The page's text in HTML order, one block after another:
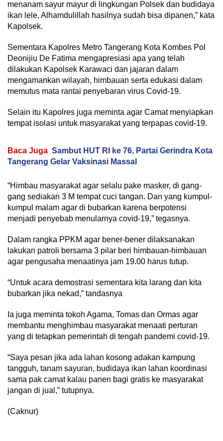
menanam sayur mayur di lingkungan Polsek dan budidaya
ikan lele, Alhamdulillah hasilnya sudah bisa dipanen,” kata
Kapolsek.
Sementara Kapolres Metro Tangerang Kota Kombes Pol
Deonijiu De Fatima mengapresiasi apa yang telah
dilakukan Kapolsek Karawaci dan jajaran dalam
mengamankan wilayah, himbauan serta edukasi dalam
memutus mata rantai penyebaran virus Covid-19.
Selain itu Kapolres juga meminta agar Camat menyiapkan
tempat isolasi untuk masyarakat yang terpapas covid-19.
Baca Juga Sambut HUT RI ke 76, Partai Gerindra Kota
Tangerang Gelar Vaksinasi Massal
“Himbau masyarakat agar selalu pake masker, di gang-
gang sediakan 3 M tempat cuci tangan. Dan yang kumpul-
kumpul malam agar di bubarkan karena berpotensi
menjadi penyebab menularnya covid-19,” tegasnya.
Dalam rangka PPKM agar bener-bener dilaksanakan
lakukan patroli bersama 3 pilar beri himbauan-himbauan
agar pengusaha menaatinya jam 19.00 harus tutup.
“Untuk acara demostrasi sementara kita larang dan kita
bubarkan jika nekad,” tandasnya
Ia juga meminta tokoh Agama, Tomas dan Ormas agar
membantu menghimbau masyarakat menaati perturan
yang di tetapkan pemerintah di tengah pandemi covid-19.
“Saya pesan jika ada lahan kosong adakan kampung
tangguh, tanam sayuran, budidaya ikan lahan koordinasi
sama pak camat kalau panen bagi gratis ke masyarakat
jangan di jual,” tutupnya.
(Caknur)